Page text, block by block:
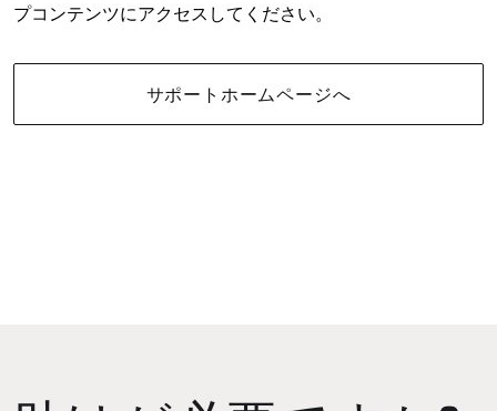
プコンテンツにアクセスしてください。
サポートホームページへ